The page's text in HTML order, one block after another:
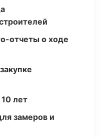
отчеты о ходе
лет
замеров и